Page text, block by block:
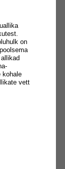
on
kohale
vett